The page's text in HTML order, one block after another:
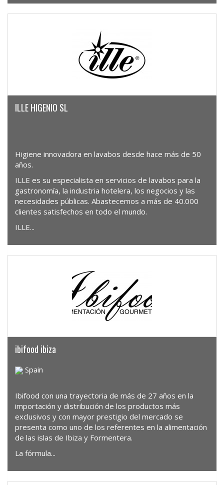
ILLE HIGENIO SL
Higiene innovadora en lavabos desde hace más de 50
años.
ILLE es su especialista en servicios de lavabos para la
gastronomía, la industria hotelera, los negocios y las
necesidades públicas. Abastecemos a más de 40.000
clientes satisfechos en todo el mundo.
ILLE...
ibifood ibiza
Spain
Ibifood con una trayectoria de más de 27 años en la
importación y distribución de los productos más
exclusivos y con mayor prestigio del mercado se
presenta como uno de los referentes en la alimentación
de las islas de Ibiza y Formentera.
La fórmula...